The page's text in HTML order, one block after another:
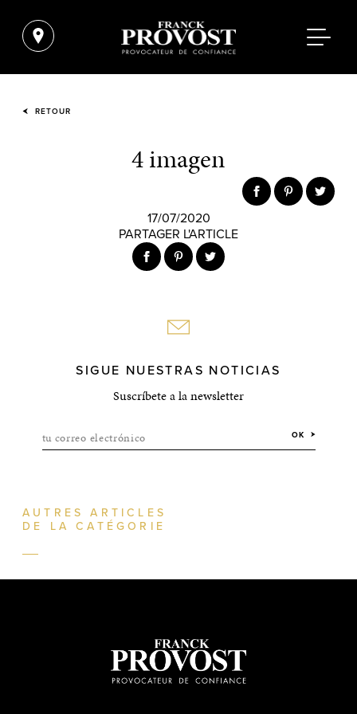
RETOUR
4 imagen
17/07/2020
PARTAGER L'ARTICLE
SIGUE NUESTRAS NOTICIAS
Suscríbete a la newsletter
tu correo electrónico OK
AUTRES ARTICLES
DE LA CATÉGORIE